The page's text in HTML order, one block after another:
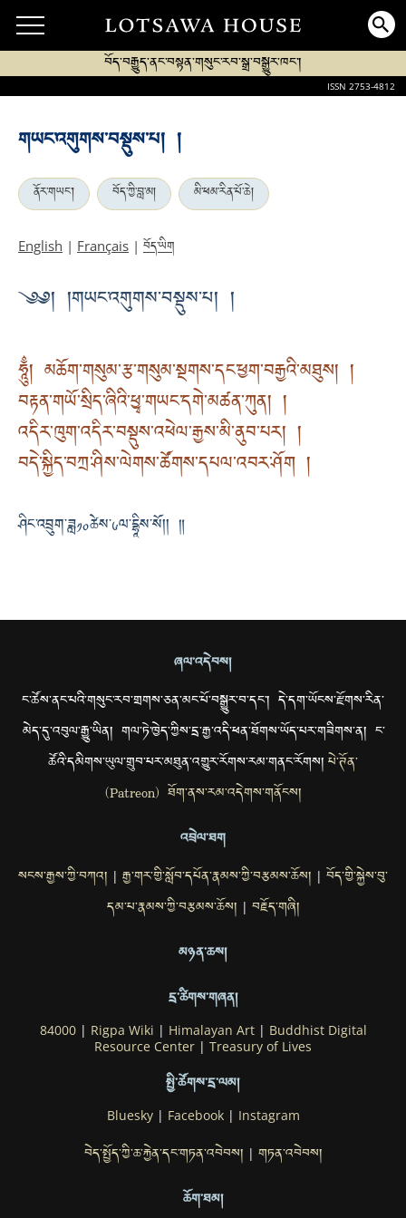
བོད་བརྒྱུད་ནང་བསྟན་གསུང་རབ་སྒྲ་བསྒྱུར་ཁང་།
ISSN 2753-4812
གཡང་འགུགས་བསྡུས་པ། །
ནོར་གཡང་། བོད་ཀྱི་བླ་མ། མི་ཕམ་རིན་པོ་ཆེ།
English | Français | བོད་ཡིག
༄༅། །གཡང་འགུགས་བསྡུས་པ། །
ཧཱུྂ། མཆོག་གསུམ་རྩ་གསུམ་སྔགས་དང་ཕྱག་བརྒྱའི་མཐུས། །
བརྟན་གཡོ་སྲིད་ཞིའི་ཕྱྭ་གཡང་དགེ་མཚན་ཀུན། །
འདིར་ཁུག་འདིར་བསྡུས་འཕེལ་རྒྱས་མི་ནུབ་པར། །
བདེ་སྐྱིད་བཀྲ་ཤིས་ལེགས་ཚོགས་དཔལ་འབར་ཤོག །
ཤིང་འབྲུག་ཟླ༡༠ཚེས་༦ལ་དྷཱིས་སོ།། ༎
ཞལ་འདེབས།
ང་ཚོས་ནང་པའི་གསུང་རབ་གྲགས་ཅན་མང་པོ་བསྒྱུར་བ་དང་། དེ་དག་ཡོངས་རྫོགས་རིན་
མེད་དུ་འབུལ་རྒྱུ་ཡིན། གལ་ཏེ་ཁྱེད་ཀྱིས་དྲ་རྒྱ་འདི་ཕན་ཐོགས་ཡོད་པར་གཟིགས་ན། ང་
ཚོའི་དམིགས་ཡུལ་གྲུབ་པར་མཐུན་འགྱུར་རོགས་རམ་གནང་རོགས།པེ་ཊོན་
(Patreon) ཐོག་ནས་རམ་འདེགས་གནོངས།
འབྲེལ་ཐག
སངས་རྒྱས་ཀྱི་བཀའ། | རྒྱ་གར་གྱི་སློབ་དཔོན་རྣམས་ཀྱི་བརྩམས་ཆོས། | བོད་གྱི་སྐྱེས་བུ་
དམ་པ་རྣམས་ཀྱི་བརྩམས་ཆོས། | བརྗོད་གཞི།
མཉན་ཆས།
དྲ་ཚིགས་གཞན།
84000| Rigpa Wiki | Himalayan Art| Buddhist Digital
Resource Center | Treasury of Lives
སྤྱི་ཚོགས་དྲ་ལམ།
Bluesky| Facebook| Instagram
བེད་སྤྱོད་ཀྱི་ཆ་རྐྱེན་དང་གཏན་འབེབས། | གཏན་འབེབས།
ཆོག་ཐམ།